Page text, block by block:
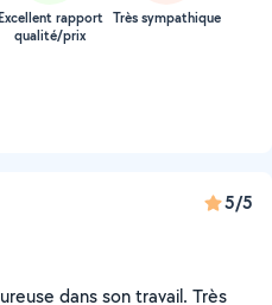
Excellent rapport
qualité/prix
Très sympathique
5/5
dans son travail. Très